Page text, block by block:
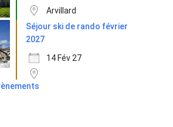
Arvillard
Séjour ski de rando février
2027
14 Fév 27